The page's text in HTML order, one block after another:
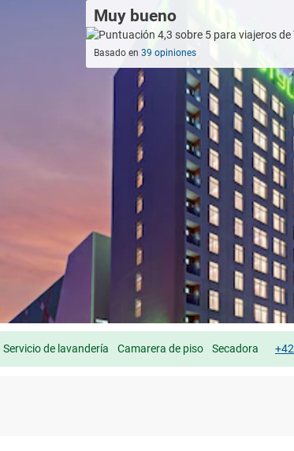
Muy bueno
Basado en39 opiniones
Servicio de lavandería Camarera de piso Secadora